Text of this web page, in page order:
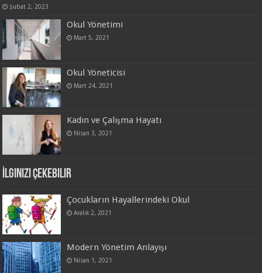
Şubat 2, 2023
Okul Yönetimi
Mart 5, 2021
Okul Yöneticisi
Mart 24, 2021
Kadın ve Çalışma Hayatı
Nisan 3, 2021
İlginizi Çekebilir
Çocukların Hayallerindeki Okul
Aralık 2, 2021
Modern Yönetim Anlayışı
Nisan 1, 2021